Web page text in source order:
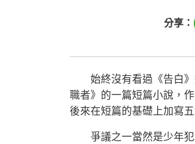
分享：
始終沒有看過《告白》
職者》的一篇短篇小說，
後來在短篇的基礎上加寫
爭議之一當然是少年犯